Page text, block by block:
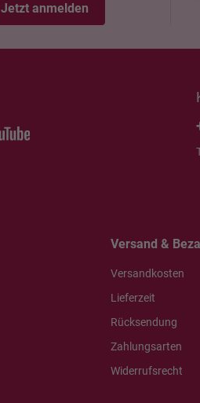
Jetzt anmelden
Versand &
Versandkosten
Lieferzeit
Rücksendung
Zahlungsarten
Widerrufsrecht